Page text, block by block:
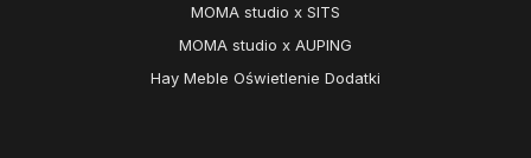
MOMA studio x SITS
MOMA studio x AUPING
Hay Meble Oświetlenie Dodatki